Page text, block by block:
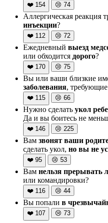
❤️ 154 😢 74
Аллергическая реакция
инъекции?
❤️ 112 😢 72
Ежедневный выезд
или обходится дорого?
❤️ 170 😢 75
Вы или ваши близкие
заболевания,
❤️ 115 😢 66
Нужно сделать укол
Да и вы боитесь не
❤️ 146 😢 225
Вам звонят ваши
сделать укол, но вы не
❤️ 95 😢 53
Вам нельзя прерывать
или командировки?
❤️ 116 😢 44
Вы попали в
❤️ 107 😢 73